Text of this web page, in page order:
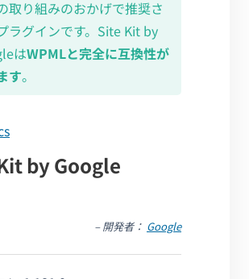
取り組みのおかげで推奨さ
ラグインです。Site Kit by
はWPMLと完全に互換性が
す。
by Google
– 開発者： Google